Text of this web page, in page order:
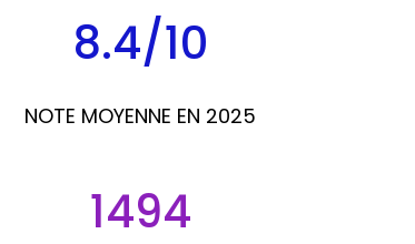
8.4/10
NOTE MOYENNE EN 2025
1494